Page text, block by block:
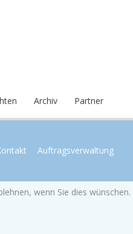
Archiv Partner
Auftragsverwaltung
wenn Sie dies wünschen.